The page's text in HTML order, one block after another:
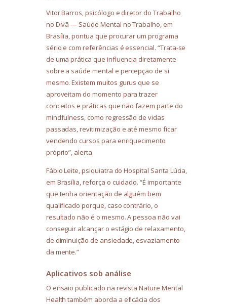
Vitor Barros, psicólogo e diretor do Trabalho
no Divã — Saúde Mental no Trabalho, em
Brasília, pontua que procurar um programa
sério e com referências é essencial. “Trata-se
de uma prática que influencia diretamente
sobre a saúde mental e percepção de si
mesmo. Existem muitos gurus que se
aproveitam do momento para trazer
conceitos e práticas que não fazem parte do
mindfulness, como regressão de vidas
passadas, revitimização e até mesmo ficar
vendendo cursos para enriquecimento
próprio”, alerta.
Fábio Leite, psiquiatra do Hospital Santa Lúcia,
em Brasília, reforça o cuidado. “É importante
que tenha orientação de alguém bem
qualificado porque, caso contrário, o
resultado não é o mesmo. A pessoa não vai
conseguir alcançar o estágio de relaxamento,
de diminuição de ansiedade, esvaziamento
da mente.”
Aplicativos sob análise
O ensaio publicado na revista Nature Mental
Health também aborda a eficácia dos